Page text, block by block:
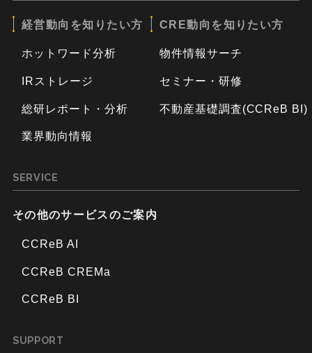
経営動向を知りたい方
ホットワード分析
IRストレージ
総研レポート・分析
業界動向情報
CRE動向を知りたい方
物件情報サーチ
セミナー・研修
不動産基礎調査(CCReB BI)
SERVICE
その他のサービスのご案内
CCReB AI
CCReB CREMa
CCReB BI
SUPPORT